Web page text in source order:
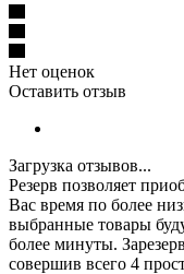
Нет оценок
Оставить отзыв
Загрузка отзывов...
Резерв позволяет
Вас время по более
выбранные товары
более минуты.
совершив всего 4